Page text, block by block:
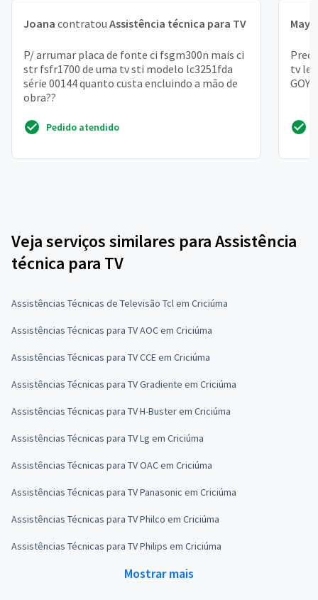
Joana contratou Assistência técnica para TV
P/ arrumar placa de fonte ci fsgm300n mais ci
str fsfr1700 de uma tv sti modelo lc3251fda
série 00144 quanto custa encluindo a mão de
obra??
Pedido atendido
Maya
tv
Veja serviços similares para Assistência
técnica para TV
Assistências Técnicas de Televisão Tcl em Criciúma
Assistências Técnicas para TV AOC em Criciúma
Assistências Técnicas para TV CCE em Criciúma
Assistências Técnicas para TV Gradiente em Criciúma
Assistências Técnicas para TV H-Buster em Criciúma
Assistências Técnicas para TV Lg em Criciúma
Assistências Técnicas para TV OAC em Criciúma
Assistências Técnicas para TV Panasonic em Criciúma
Assistências Técnicas para TV Philco em Criciúma
Assistências Técnicas para TV Philips em Criciúma
Mostrar mais